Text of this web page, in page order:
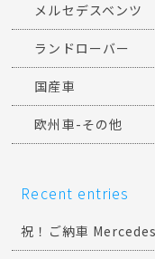
メルセデスベンツ
ランドローバー
国産車
欧州車-その他
Recent entries
祝！ご納車